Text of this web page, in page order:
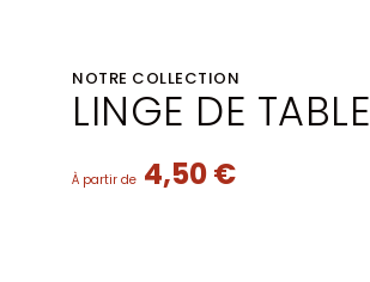
NOTRE COLLECTION
LINGE DE TABLE
À partir de 4,50 €